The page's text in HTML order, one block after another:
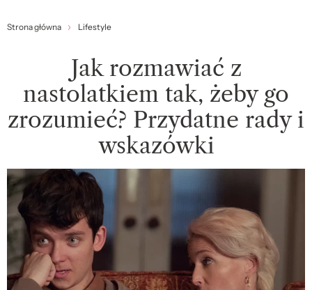
Strona główna Lifestyle
Jak rozmawiać z
nastolatkiem tak, żeby go
zrozumieć? Przydatne rady i
wskazówki